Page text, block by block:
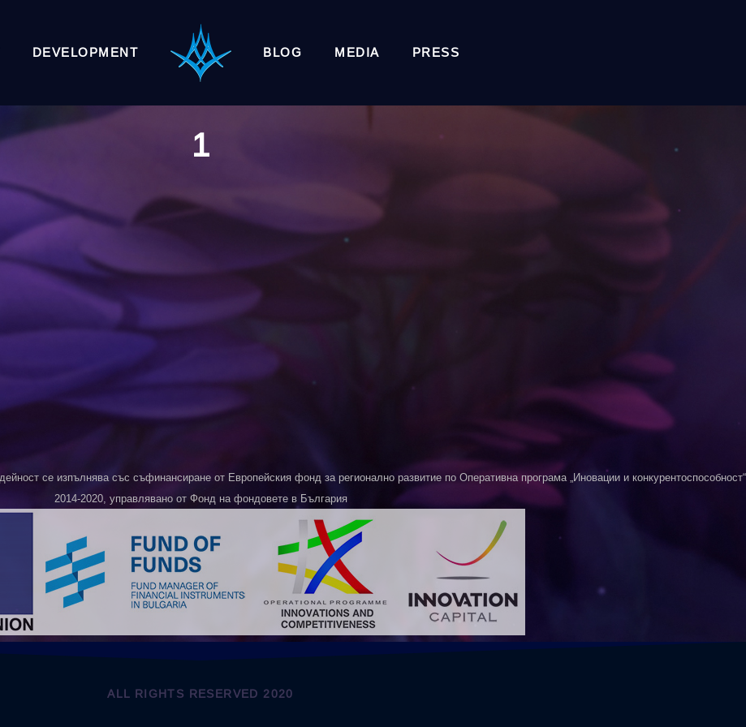
DEVELOPMENT BLOG MEDIA PRESS
1
се изпълнява със съфинансиране от Европейския фонд за регионално развитие по Оперативна програма „Иновации и конкурентоспособност“
2014-2020, управлявано от Фонд на фондовете в България
ALL RIGHTS RESERVED 2020